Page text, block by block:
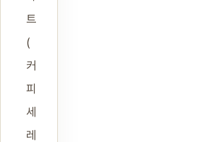
트
(
커
피
세
레